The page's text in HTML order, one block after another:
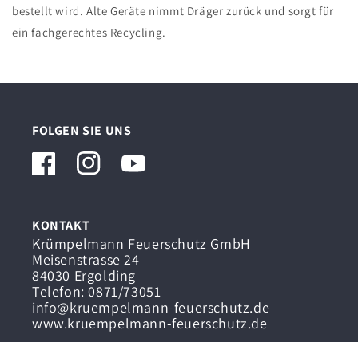
bestellt wird. Alte Geräte nimmt Dräger zurück und sorgt für
ein fachgerechtes Recycling.
FOLGEN SIE UNS
FacebookInstagramYouTube
KONTAKT
Krümpelmann Feuerschutz GmbH
Meisenstrasse 24
84030 Ergolding
Telefon: 0871/73051
info@kruempelmann-feuerschutz.de
www.kruempelmann-feuerschutz.de